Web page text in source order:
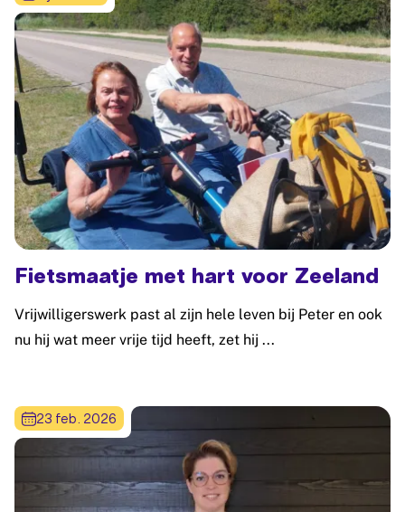
Fietsmaatje met hart voor Zeeland
Vrijwilligerswerk past al zijn hele leven bij Peter en ook
nu hij wat meer vrije tijd heeft, zet hij ...
23 feb. 2026